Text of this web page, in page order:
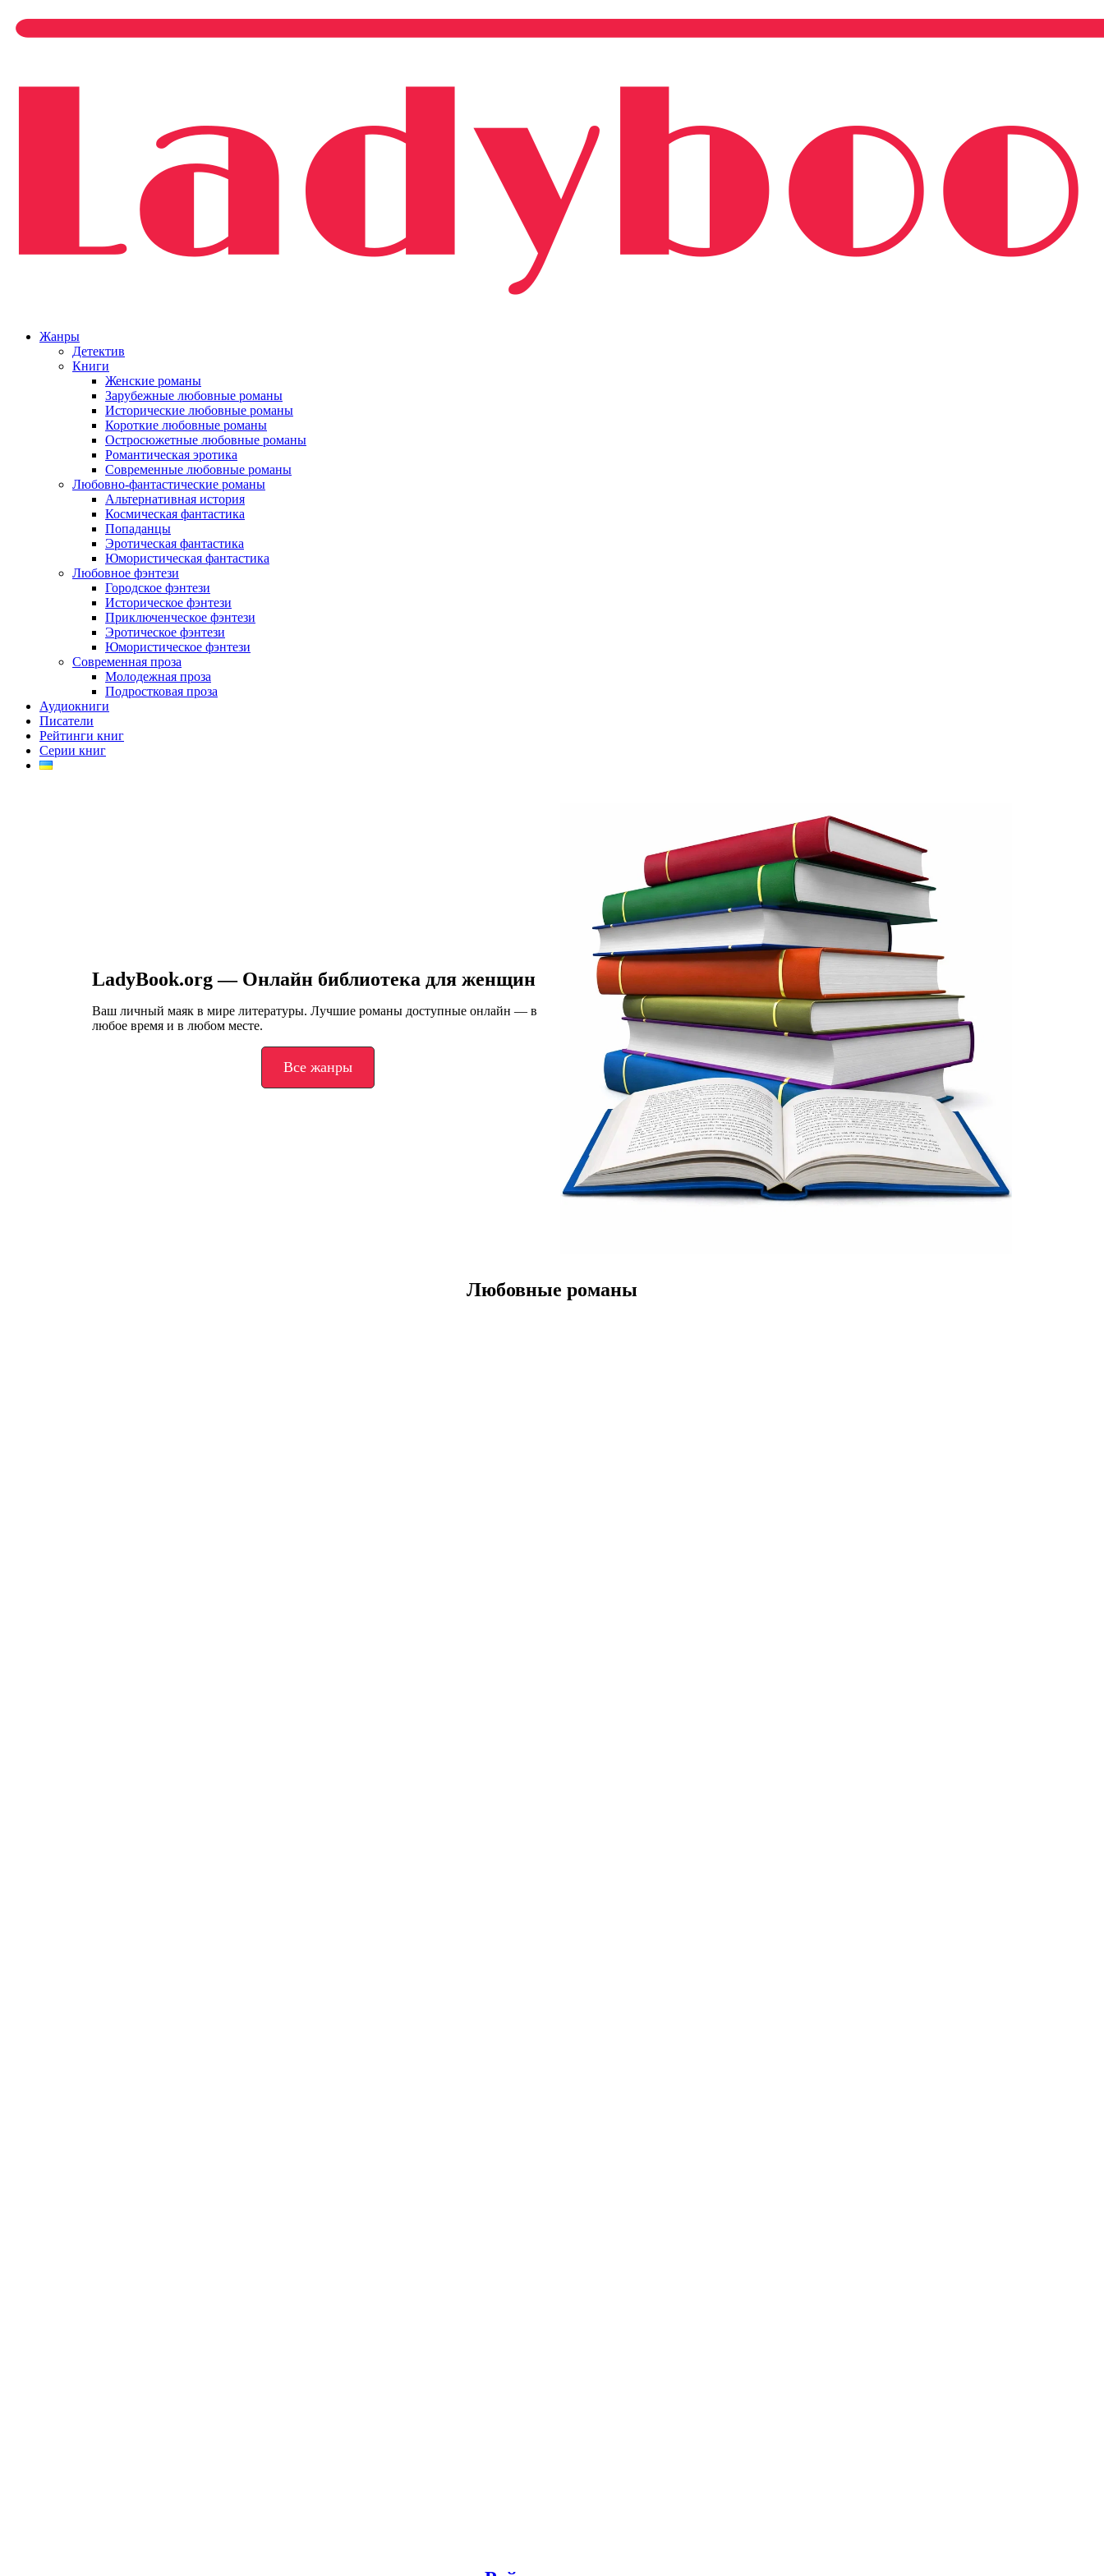
Жанры
Детектив
Книги
Женские романы
Зарубежные любовные романы
Исторические любовные романы
Короткие любовные романы
Остросюжетные любовные романы
Романтическая эротика
Современные любовные романы
Любовно-фантастические романы
Альтернативная история
Космическая фантастика
Попаданцы
Эротическая фантастика
Юмористическая фантастика
Любовное фэнтези
Городское фэнтези
Историческое фэнтези
Приключенческое фэнтези
Эротическое фэнтези
Юмористическое фэнтези
Современная проза
Молодежная проза
Подростковая проза
Аудиокниги
Писатели
Рейтинги книг
Серии книг
LadyBook.org — Онлайн библиотека для женщин
Ваш личный маяк в мире литературы. Лучшие романы доступные онлайн — в
любое время и в любом месте.
Все жанры
Любовные романы